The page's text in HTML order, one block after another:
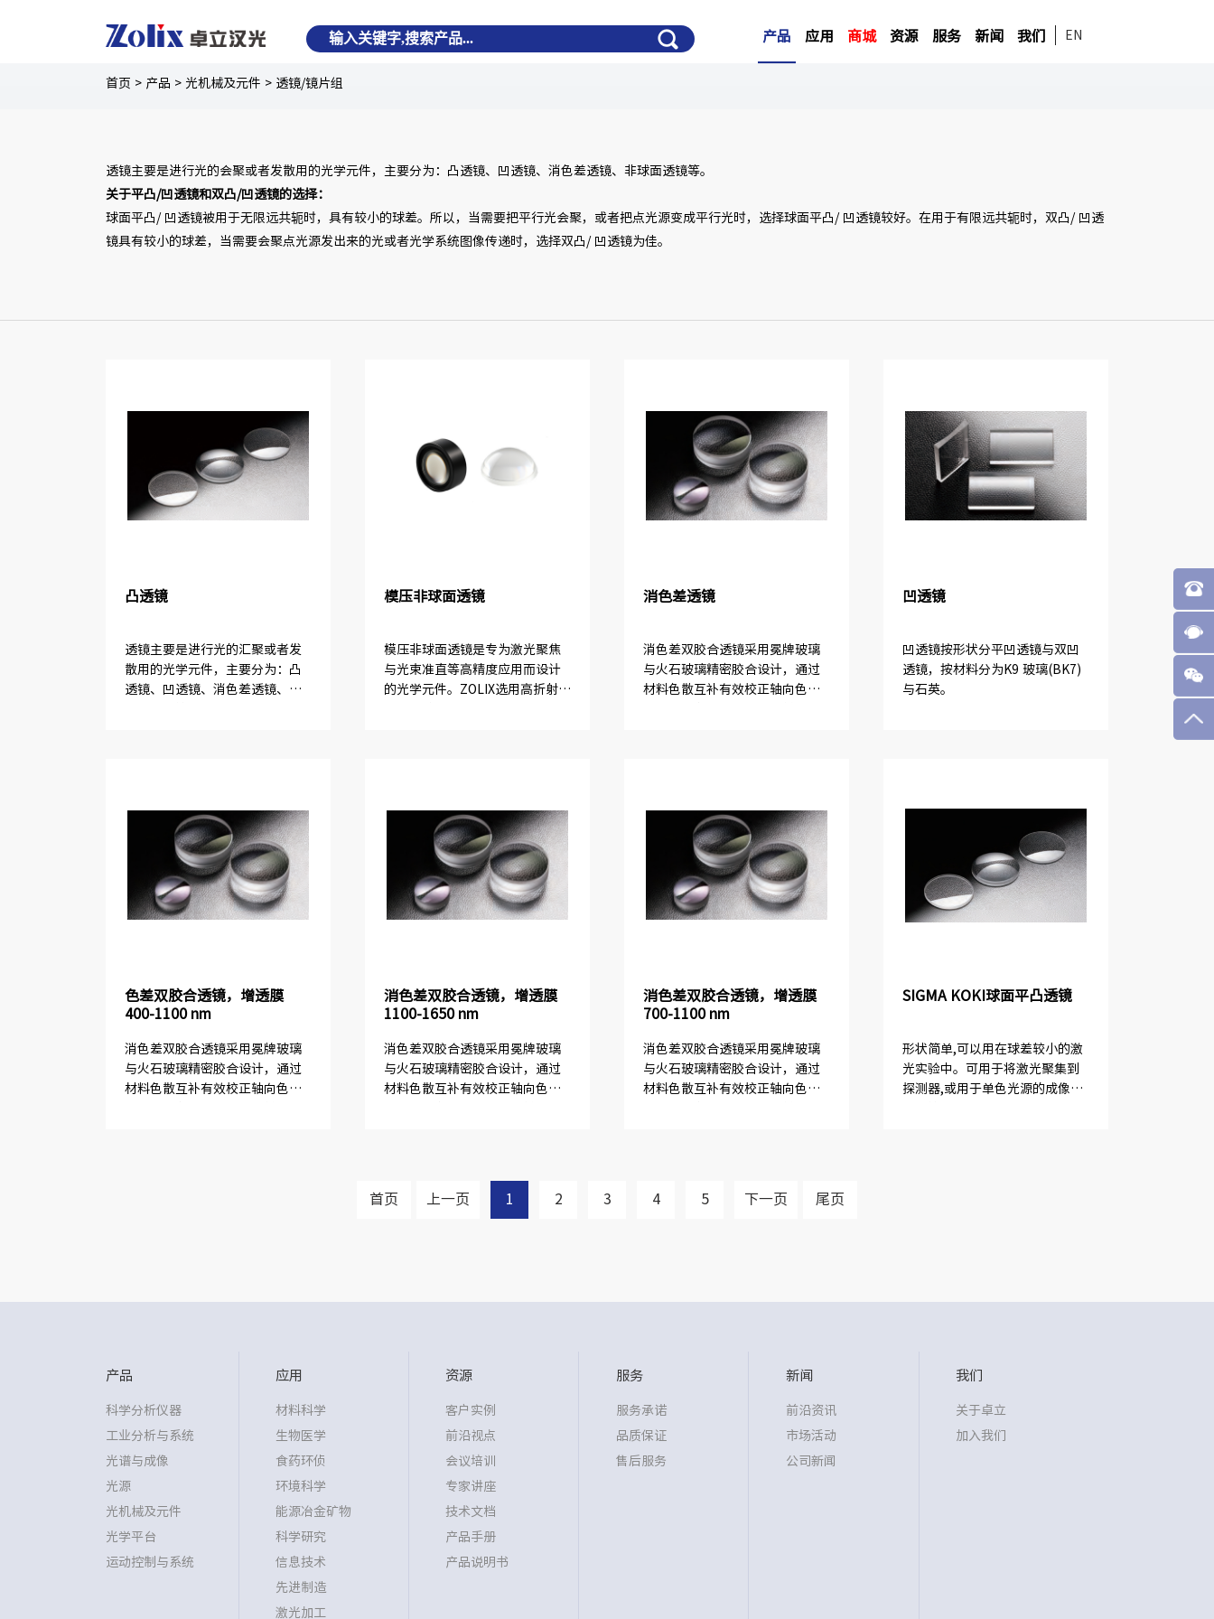
产品 应用 商城 资源 服务 新闻 我们 EN
首页 > 产品 > 光机械及元件 > 透镜/镜片组
透镜主要是进行光的会聚或者发散用的光学元件，主要分为：凸透镜、凹透镜、消色差透镜、非球面透镜等。
关于平凸/凹透镜和双凸/凹透镜的选择：
球面平凸/ 凹透镜被用于无限远共轭时，具有较小的球差。所以，当需要把平行光会聚，或者把点光源变成平行光时，选择球面平凸/ 凹透镜较好。在用于有限远共轭时，双凸/ 凹透
镜具有较小的球差，当需要会聚点光源发出来的光或者光学系统图像传递时，选择双凸/ 凹透镜为佳。
凸透镜
透镜主要是进行光的汇聚或者发
散用的光学元件，主要分为：凸
透镜、凹透镜、消色差透镜、非
模压非球面透镜
模压非球面透镜是专为激光聚焦
与光束准直等高精度应用而设计
的光学元件。ZOLIX选用高折射率
消色差透镜
消色差双胶合透镜采用冕牌玻璃
与火石玻璃精密胶合设计，通过
材料色散互补有效校正轴向色差
凹透镜
凹透镜按形状分平凹透镜与双凹
透镜，按材料分为K9 玻璃(BK7)
与石英。
色差双胶合透镜，增透膜
400-1100 nm
消色差双胶合透镜采用冕牌玻璃
与火石玻璃精密胶合设计，通过
材料色散互补有效校正轴向色差
消色差双胶合透镜，增透膜
1100-1650 nm
消色差双胶合透镜采用冕牌玻璃
与火石玻璃精密胶合设计，通过
材料色散互补有效校正轴向色差
消色差双胶合透镜，增透膜
700-1100 nm
消色差双胶合透镜采用冕牌玻璃
与火石玻璃精密胶合设计，通过
材料色散互补有效校正轴向色差
SIGMA KOKI球面平凸透镜
形状简单,可以用在球差较小的激
光实验中。可用于将激光聚集到
探测器,或用于单色光源的成像实
首页 上一页 1 2 3 4 5 下一页 尾页
产品
科学分析仪器
工业分析与系统
光谱与成像
光源
光机械及元件
光学平台
运动控制与系统
应用
材料科学
生物医学
食药环侦
环境科学
能源冶金矿物
科学研究
信息技术
先进制造
激光加工
资源
客户实例
前沿视点
会议培训
专家讲座
技术文档
产品手册
产品说明书
服务
服务承诺
品质保证
售后服务
新闻
前沿资讯
市场活动
公司新闻
我们
关于卓立
加入我们